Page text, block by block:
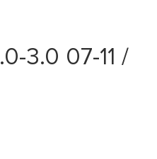
3.0 07-11 /